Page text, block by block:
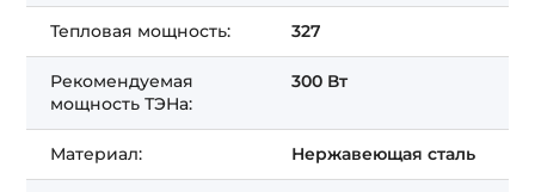
Тепловая мощность: 327
Рекомендуемая
мощность ТЭНа:
300 Вт
Материал: Нержавеющая сталь